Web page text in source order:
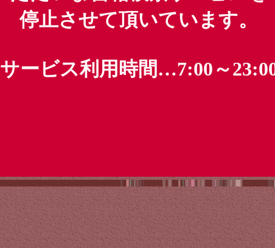
停止させて頂いています。
サービス利用時間…7:00～